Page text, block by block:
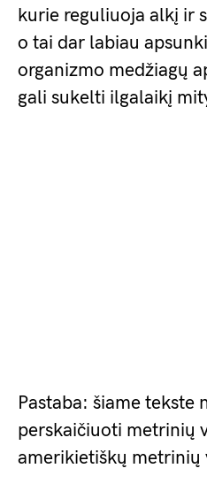
kurie reguliuoja alkį ir
o tai dar labiau
organizmo medžiagų
gali sukelti ilgalaikį
Pastaba: šiame tekste
perskaičiuoti metrinių
amerikietiškų metrinių